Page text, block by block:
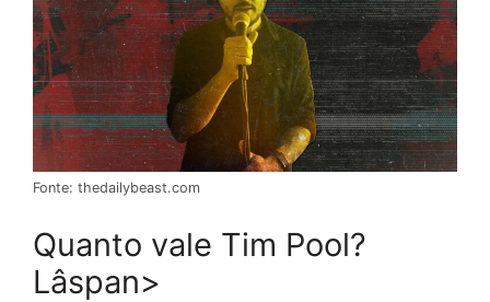
Fonte: thedailybeast.com
Quanto vale Tim Pool?
Lâspan>